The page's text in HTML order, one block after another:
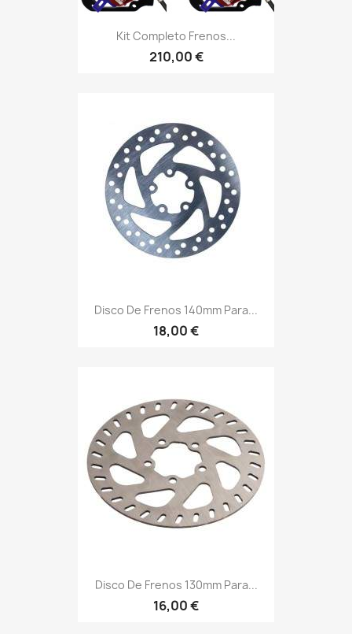
Kit Completo Frenos...
210,00 €
Disco De Frenos 140mm Para...
18,00 €
Disco De Frenos 130mm Para...
16,00 €